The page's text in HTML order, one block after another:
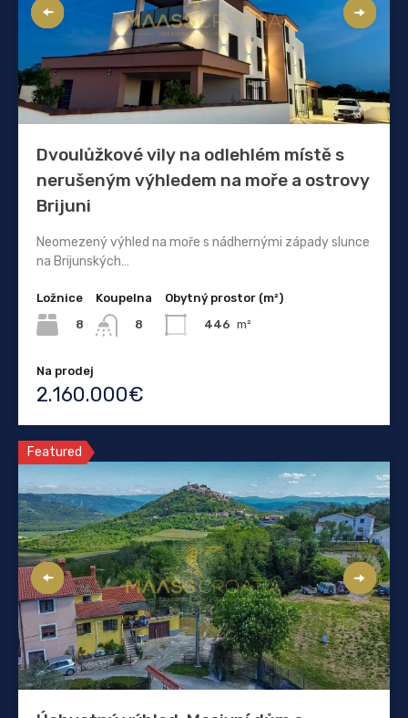
Dvoulůžkové vily na odlehlém místě s
nerušeným výhledem na moře a ostrovy
Brijuni
Neomezený výhled na moře s nádhernými západy slunce
na Brijunských…
Ložnice
8
Koupelna
8
Obytný prostor (m²)
446 m²
Na prodej
2.160.000€
Featured